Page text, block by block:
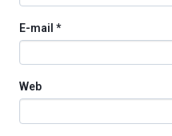
E-mail *
Web